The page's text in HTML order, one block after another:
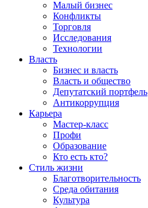
Малый бизнес
Конфликты
Торговля
Исследования
Технологии
Власть
Бизнес и власть
Власть и общество
Депутатский портфель
Антикоррупция
Карьера
Мастер-класс
Профи
Образование
Кто есть кто?
Стиль жизни
Благотворительность
Среда обитания
Культура